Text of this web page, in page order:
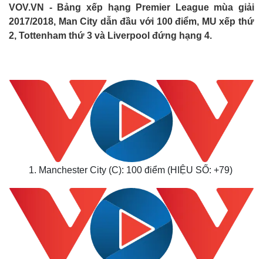
Việc làm
Biển đảo
VOV.VN - Bảng xếp hạng Premier League mùa giải
2017/2018, Man City dẫn đầu với 100 điểm, MU xếp thứ
2, Tottenham thứ 3 và Liverpool đứng hạng 4.
1. Manchester City (C): 100 điểm (HIỆU SỐ: +79)